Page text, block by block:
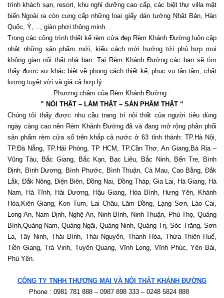
trình khách sạn, resort, khu nghỉ dưỡng cao cấp, các biệt thự villa mặt
biển.Ngoài ra còn cung cấp những loại giấy dán tường Nhật Bản, Hàn
Quốc, Ý,…, giàn phơi thông minh.
Trong các công trình thiết kế rèm cửa đẹp Rèm Khánh Đường luôn cập
nhật những sản phẩm mới, kiểu cách mới hướng tới phù hợp mọi
không gian nội thất nhà bạn. Tại Rèm Khánh Đường các bạn sẽ tìm
thấy được sự khác biệt về phong cách thiết kế, phục vụ tận tâm, chất
lượng tuyệt vời và giá cả hợp lý.
Phương châm của Rèm Khánh Đường :
” NÓI THẬT – LÀM THẬT – SẢN PHẨM THẬT “
Chúng tôi thấy được nhu cầu trang trí nội thất của người tiêu dùng
ngày càng cao nên Rèm Khánh Đường đã và đang mở rộng phân phối
sản phẩm rèm cửa sổ trên khắp cả nước ở 63 tỉnh thành: TP.Hà Nội,
TP.Đà Nẵng, TP.Hải Phòng, TP HCM, TP.Cần Thơ, An Giang,Bà Rịa –
Vũng Tàu, Bắc Giang, Bắc Kạn, Bạc Liêu, Bắc Ninh, Bến Tre, Bình
Định, Bình Dương, Bình Phước, Bình Thuận, Cà Mau, Cao Bằng, Đắk
Lắk, Đắk Nông, Điện Biên, Đồng Nai, Đồng Tháp, Gia Lai, Hà Giang, Hà
Nam, Hà Tĩnh, Hải Dương, Hậu Giang, Hòa Bình, Hưng Yên, Khánh
Hòa,Kiên Giang, Kon Tum, Lai Châu, Lâm Đồng, Lạng Sơn, Lào Cai,
Long An, Nam Định, Nghệ An, Ninh Bình, Ninh Thuận, Phú Thọ, Quảng
Bình,Quảng Nam, Quảng Ngãi, Quảng Ninh, Quảng Trị, Sóc Trăng, Sơn
La, Tây Ninh, Thái Bình, Thái Nguyên, Thanh Hóa, Thừa Thiên Huế,
Tiền Giang, Trà Vinh, Tuyên Quang, Vĩnh Long, Vĩnh Phúc, Yên Bái,
Phú Yên.
CÔNG TY TNHH THƯƠNG MẠI VÀ NỘI THẤT KHÁNH ĐƯỜNG
Phone : 0981 781 888 – 0987 898 333 – 0248 5824 888